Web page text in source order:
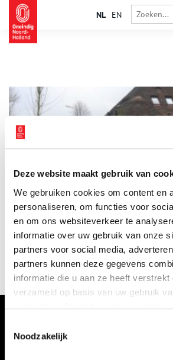
Deze website maakt gebruik van
We gebruiken cookies om content en
personaliseren, om functies voor
en om ons websiteverkeer te
informatie over uw gebruik van onze
partners voor social media,
partners kunnen deze gegevens
informatie die u aan ze heeft verstrekt
verzameld op basis van uw gebruik
Noodzakelijk
NL EN
Welke plaats vind jij het meest
Holland? Een imponerend plein of een
kasteelruïne? Niets daarvan, Rina Rijnbeek
Zuidermeer. Zuidermeer? Een stil
in het weidse West-Friesland. Bereikbaar
Bobeldijk of een ander polderweggetje.
VERHALEN